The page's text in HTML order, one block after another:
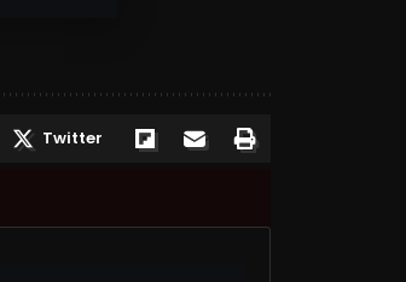
Twitter